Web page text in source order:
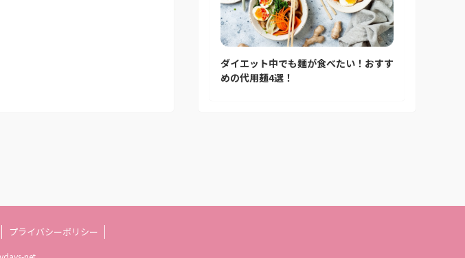
ダイエット中でも麺が食べたい！おすす
めの代用麺4選！
プライバシーポリシー